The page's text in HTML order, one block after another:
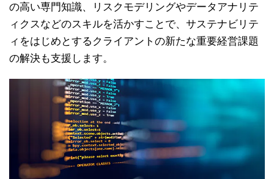
の高い専門知識、リスクモデリングやデータアナリテ
ィクスなどのスキルを活かすことで、サステナビリテ
ィをはじめとするクライアントの新たな重要経営課題
の解決も支援します。